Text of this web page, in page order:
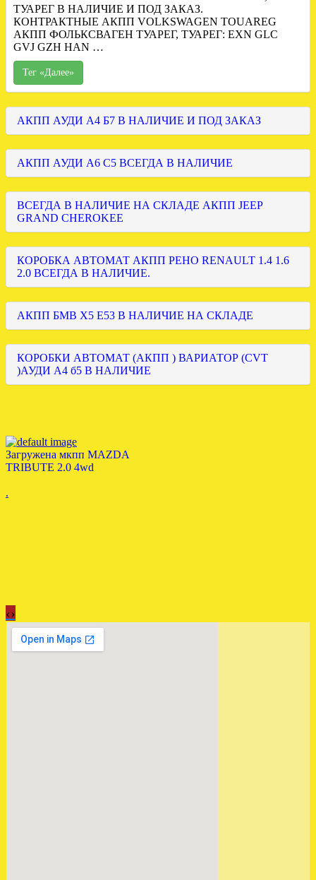
ТУАРЕГ В НАЛИЧИЕ И ПОД ЗАКАЗ.
КОНТРАКТНЫЕ АКПП VOLKSWAGEN TOUAREG
АКПП ФОЛЬКСВАГЕН ТУАРЕГ, ТУАРЕГ: EXN GLC
GVJ GZH HAN …
Тег «Далее»
АКПП АУДИ А4 Б7 В НАЛИЧИЕ И ПОД ЗАКАЗ
АКПП АУДИ А6 С5 ВСЕГДА В НАЛИЧИЕ
ВСЕГДА В НАЛИЧИЕ НА СКЛАДЕ АКПП JEEP
GRAND CHEROKEE
КОРОБКА АВТОМАТ АКПП РЕНО RENAULT 1.4 1.6
2.0 ВСЕГДА В НАЛИЧИЕ.
АКПП БМВ Х5 Е53 В НАЛИЧИЕ НА СКЛАДЕ
КОРОБКИ АВТОМАТ (АКПП ) ВАРИАТОР (CVT
)АУДИ А4 б5 В НАЛИЧИЕ
Загружена мкпп MAZDA
TRIBUTE 2.0 4wd
.
Установлена акпп Lexus IS
250 A960
‹›